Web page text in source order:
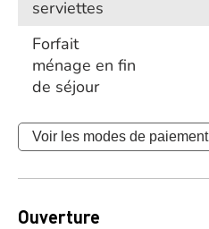
serviettes
Forfait
ménage en fin
de séjour
Voir les modes de paiement
Ouverture